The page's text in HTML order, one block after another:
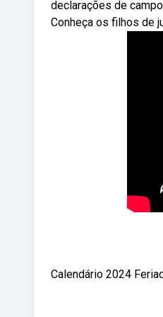
declarações de
Conheça os filhos de
Calendário 2024